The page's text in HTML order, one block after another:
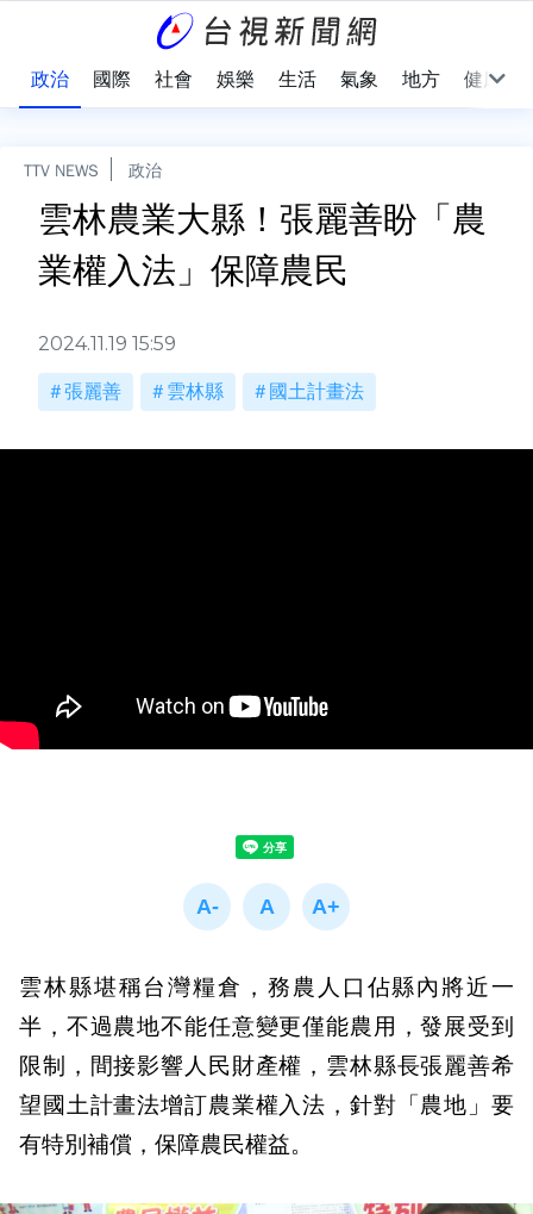
政治 國際 社會 娛樂 生活 氣象 地方 健康
TTV NEWS 政治
雲林農業大縣！張麗善盼「農
業權入法」保障農民
2024.11.19 15:59
張麗善 雲林縣 國土計畫法
雲林縣堪稱台灣糧倉，務農人口佔縣內將近一
半，不過農地不能任意變更僅能農用，發展受到
限制，間接影響人民財產權，雲林縣長張麗善希
望國土計畫法增訂農業權入法，針對「農地」要
有特別補償，保障農民權益。